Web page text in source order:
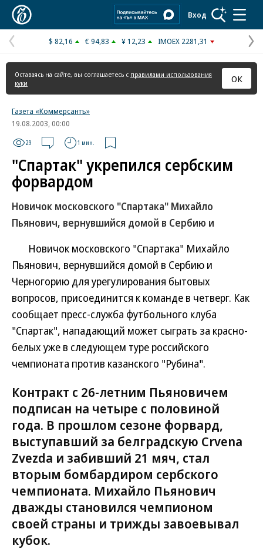
Вход
Предыдущая
страница
$ 82,16 € 94,83 ¥ 12,23 IMOEX 2281,31
Оставаясь на сайте, вы соглашаетесь с правилами использования
куки
ОК
Газета «Коммерсантъ»
19.08.2003, 00:00
29 1 мин.
"Спартак" укрепился сербским
форвардом
Новичок московского "Спартака" Михайло
Пьянович, вернувшийся домой в Сербию и
Новичок московского "Спартака" Михайло
Пьянович, вернувшийся домой в Сербию и
Черногорию для урегулирования бытовых
вопросов, присоединится к команде в четверг. Как
сообщает пресс-служба футбольного клуба
"Спартак", нападающий может сыграть за красно-
белых уже в следующем туре российского
чемпионата против казанского "Рубина".
Контракт с 26-летним Пьяновичем
подписан на четыре с половиной
года. В прошлом сезоне форвард,
выступавший за белградскую Crvena
Zvezda и забивший 21 мяч, стал
вторым бомбардиром сербского
чемпионата. Михайло Пьянович
дважды становился чемпионом
своей страны и трижды завоевывал
кубок.